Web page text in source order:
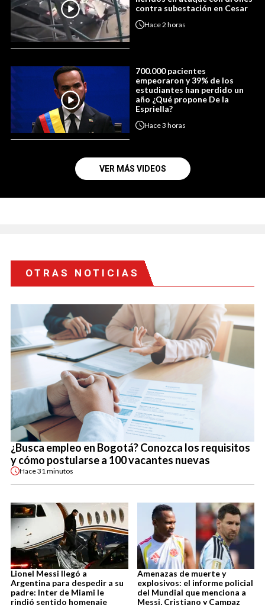
contra subestación en Cesar
Hace2 horas
700.000 pacientes
empeoraron y 39% de los
estudiantes han perdido un
año ¿Qué propone De la
Espriella?
Hace3 horas
VER MÁS VIDEOS
OTRAS NOTICIAS
¿Busca empleo en Bogotá? Conozca los requisitos
y cómo postularse a 100 vacantes nuevas
Hace31 minutos
Lionel Messi llegó a
Argentina para despedir a su
padre: Inter de Miami le
rindió sentido homenaje
Amenazas de muerte y
explosivos: el informe policial
del Mundial que menciona a
Messi, Cristiano y Campaz